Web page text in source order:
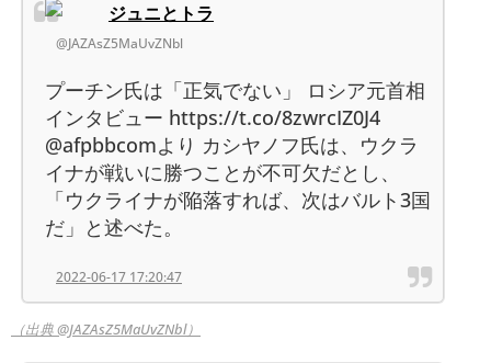
ジュニとトラ
@JAZAsZ5MaUvZNbl
プーチン氏は「正気でない」 ロシア元首相
インタビュー https://t.co/8zwrcIZ0J4
@afpbbcomより カシヤノフ氏は、ウクラ
イナが戦いに勝つことが不可欠だとし、
「ウクライナが陥落すれば、次はバルト3国
だ」と述べた。
2022-06-17 17:20:47
（出典 @JAZAsZ5MaUvZNbl）